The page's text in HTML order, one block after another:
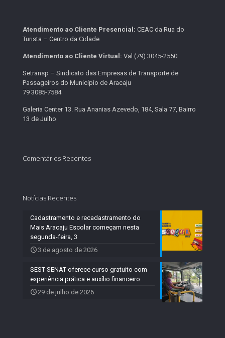
Atendimento ao Cliente Presencial: CEAC da Rua do
Turista – Centro da Cidade
Atendimento ao Cliente Virtual: Val (79) 3045-2550
Setransp – Sindicato das Empresas de Transporte de
Passageiros do Município de Aracaju
79 3085-7584
Galeria Center 13. Rua Ananias Azevedo, 184, Sala 77, Bairro
13 de Julho
Comentários Recentes
Notícias Recentes
Cadastramento e recadastramento do
Mais Aracaju Escolar começam nesta
segunda-feira, 3
3 de agosto de 2026
SEST SENAT oferece curso gratuito com
experiência prática e auxílio financeiro
29 de julho de 2026